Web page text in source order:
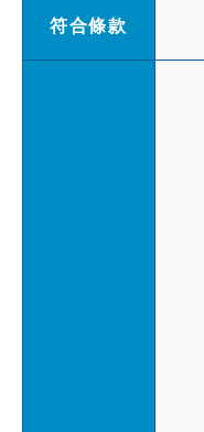
符合條款